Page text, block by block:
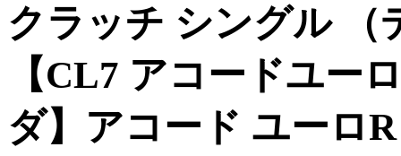
クラッチ シングル （
【CL7 アコードユー
ダ】アコード ユーロ